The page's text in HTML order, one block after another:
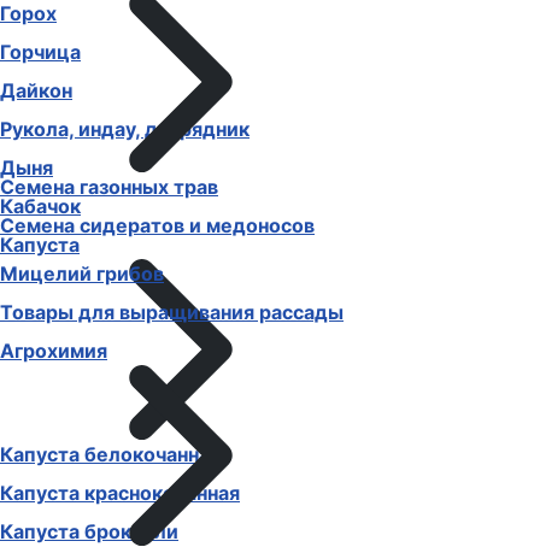
Горох
Горчица
Дайкон
Рукола, индау, двурядник
Дыня
Кабачок
Капуста
Капуста белокочанная
Капуста краснокочанная
Капуста брокколи
Семена газонных трав
Семена сидератов и медоносов
Мицелий грибов
Товары для выращивания рассады
Агрохимия